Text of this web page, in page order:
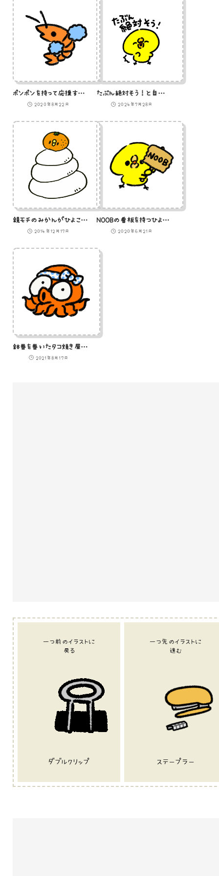
ポンポンを持って応援するエビのイラスト
2020年8月22日
たぶん絶対そう！と自信があるのかないのかわからんひよこ
2024年7月28日
鏡モチのみかんがひよこになったやつのイラスト
2014年12月17日
NOOBの看板を持つひよこのイラスト
2020年6月21日
鉢巻を巻いたタコ焼き屋のタコさんのイラスト
2021年8月17日
一つ前のイラストに
戻る
ダブルクリップ
一つ先のイラストに
進む
ステープラー